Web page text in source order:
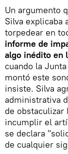
Un argumento
Silva explicaba
torpedear en
informe de
algo inédito en
cuando la
montó este
insiste. Silva
administrativa
de obstaculizar
incumplir el
se declara
de cualquier